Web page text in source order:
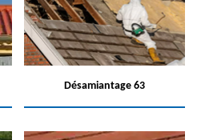
Désamiantage 63